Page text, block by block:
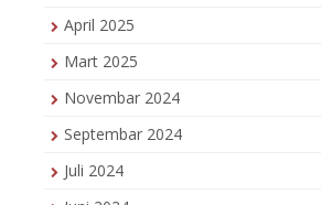
April 2025
Mart 2025
Novembar 2024
Septembar 2024
Juli 2024